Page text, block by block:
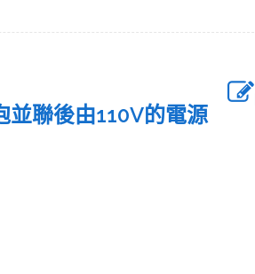
並聯後由110V的電源